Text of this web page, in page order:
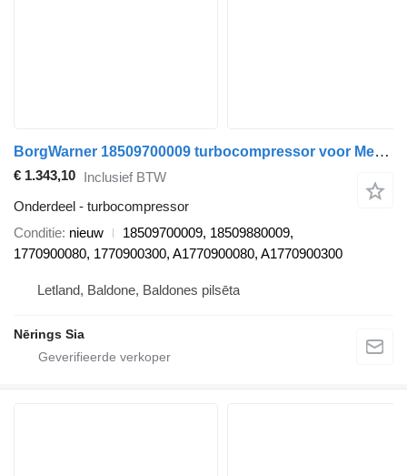
BorgWarner 18509700009 turbocompressor voor Mercedes-Benz AMG / C / E / G / GLC / S auto
€ 1.343,10 Inclusief BTW
Onderdeel - turbocompressor
Conditie nieuw
18509700009, 18509880009,
1770900080, 1770900300, A1770900080, A1770900300
Letland, Baldone, Baldones pilsēta
Nērings Sia